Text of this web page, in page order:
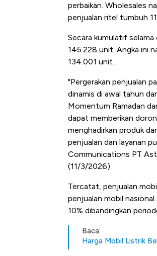
perbaikan. Wholesales
penjualan ritel tumbuh
Secara kumulatif
145.228 unit. Angka ini
134.001 unit.
"Pergerakan penjualan
dinamis di awal tahun
Momentum Ramadan
dapat memberikan
menghadirkan produk
penjualan dan layanan
Communications PT
(11/3/2026).
Tercatat, penjualan
penjualan mobil
10% dibandingkan
Baca:
Harga Mobil Listrik